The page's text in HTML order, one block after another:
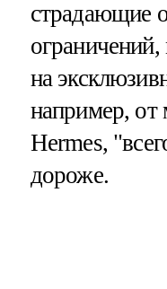
страдающие
ограничений,
на
например, от
Hermes,
дороже.